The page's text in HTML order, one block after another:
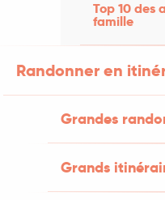
Top 10 des
famille
Randonner en
Grandes
Grands
BEE
46090 Esclauzels